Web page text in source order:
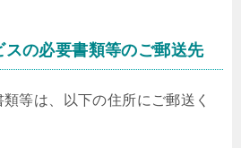
の必要書類等のご郵送先
等は、以下の住所にご郵送く